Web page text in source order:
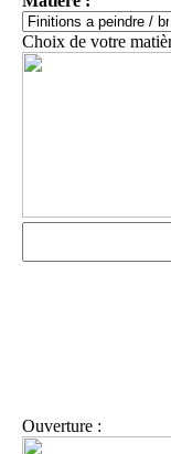
Choix de votre
Ouverture :